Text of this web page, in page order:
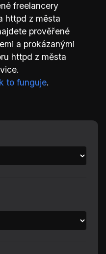
freelancery
httpd z města
prověřené
a prokázanými
httpd z města
to funguje.